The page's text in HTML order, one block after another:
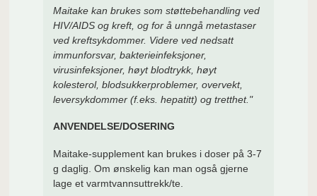
Maitake kan brukes som støttebehandling ved
HIV/AIDS og kreft, og for å unngå metastaser
ved kreftsykdommer. Videre ved nedsatt
immunforsvar, bakterieinfeksjoner,
virusinfeksjoner, høyt blodtrykk, høyt
kolesterol, blodsukkerproblemer, overvekt,
leversykdommer (f.eks. hepatitt) og tretthet."
ANVENDELSE/DOSERING
Maitake-supplement kan brukes i doser på 3-7
g daglig. Om ønskelig kan man også gjerne
lage et varmtvannsuttrekk/te.